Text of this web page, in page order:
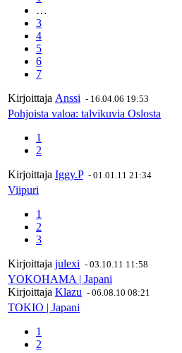
…
3
4
5
6
7
Kirjoittaja Anssi - 16.04.06 19:53
Pohjoista valoa: talvikuvia Oslosta
1
2
Kirjoittaja Iggy.P - 01.01.11 21:34
Viipuri
1
2
3
Kirjoittaja julexi - 03.10.11 11:58
YOKOHAMA | Japani
Kirjoittaja Klazu - 06.08.10 08:21
TOKIO | Japani
1
2